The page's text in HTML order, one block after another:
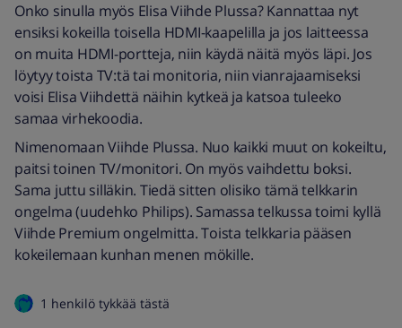
Onko sinulla myös Elisa Viihde Plussa? Kannattaa nyt
ensiksi kokeilla toisella HDMI-kaapelilla ja jos laitteessa
on muita HDMI-portteja, niin käydä näitä myös läpi. Jos
löytyy toista TV:tä tai monitoria, niin vianrajaamiseksi
voisi Elisa Viihdettä näihin kytkeä ja katsoa tuleeko
samaa virhekoodia.
Nimenomaan Viihde Plussa. Nuo kaikki muut on kokeiltu,
paitsi toinen TV/monitori. On myös vaihdettu boksi.
Sama juttu silläkin. Tiedä sitten olisiko tämä telkkarin
ongelma (uudehko Philips). Samassa telkussa toimi kyllä
Viihde Premium ongelmitta. Toista telkkaria pääsen
kokeilemaan kunhan menen mökille.
1 henkilö tykkää tästä